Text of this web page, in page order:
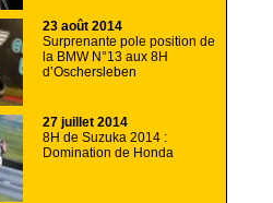
23 août 2014
Surprenante pole position de
la BMW N°13 aux 8H
d’Oschersleben
27 juillet 2014
8H de Suzuka 2014 :
Domination de Honda